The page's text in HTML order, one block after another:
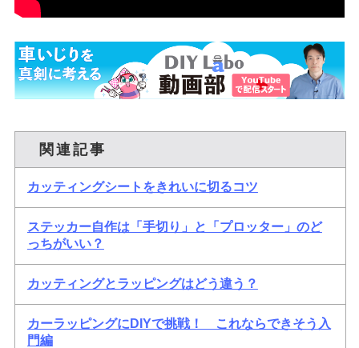
関連記事
カッティングシートをきれいに切るコツ
ステッカー自作は「手切り」と「プロッター」のど
っちがいい？
カッティングとラッピングはどう違う？
カーラッピングにDIYで挑戦！ これならできそう入
門編